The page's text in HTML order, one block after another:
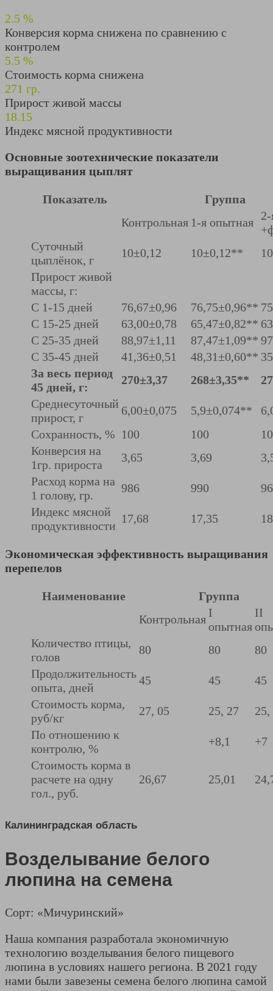
2.5 %
Конверсия корма снижена по сравнению с
контролем
5.5 %
Стоимость корма снижена
271 гр.
Прирост живой массы
18.15
Индекс мясной продуктивности
Основные зоотехнические показатели
выращивания цыплят
Показатель
Группа
Контрольная 1-я опытная
Суточный
цыплёнок, г
10±0,12 10±0,12**
Прирост живой
массы, г:
С 1-15 дней
76,67±0,96 76,75±0,96**
С 15-25 дней
63,00±0,78 65,47±0,82**
С 25-35 дней
88,97±1,11 87,47±1,09**
С 35-45 дней
41,36±0,51 48,31±0,60**
За весь период
45 дней, г:
270±3,37 268±3,35**
Среднесуточный
прирост, г
6,00±0,075 5,9±0,074**
Сохранность, % 100 100
Конверсия на
1гр. прироста
3,65 3,69
Расход корма на
1 голову, гр.
986 990
Индекс мясной
продуктивности
17,68 17,35
Экономическая эффективность выращивания
перепелов
Наименование
Группа
Контрольная I
опытная
II
Количество птицы,
голов
80 80
80
Продолжительность
опыта, дней
45 45
45
Стоимость корма,
руб/кг
27, 05 25, 27
25,
По отношению к
контролю, %
+8,1
+7
Стоимость корма в
расчете на одну
гол., руб.
26,67 25,01
Калининградская область
Возделывание белого
люпина на семена
Сорт: «Мичуринский»
Наша компания разработала экономичную
технологию возделывания белого пищевого
люпина в условиях нашего региона. В 2021 году
нами были завезены семена белого люпина самой